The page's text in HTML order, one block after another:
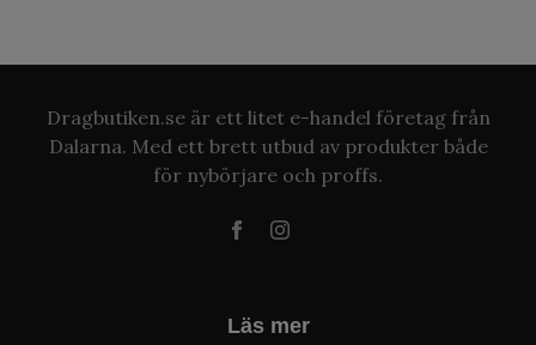
Dragbutiken.se är ett litet e-handel företag från
Dalarna. Med ett brett utbud av produkter både
för nybörjare och proffs.
Läs mer